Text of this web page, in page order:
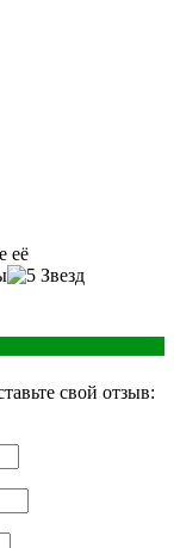
её
свой отзыв: